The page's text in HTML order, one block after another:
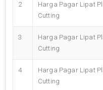
2
Harga Pagar Lipat
Cutting
3
Harga Pagar Lipat
Cutting
4
Harga Pagar Lipat
Cutting